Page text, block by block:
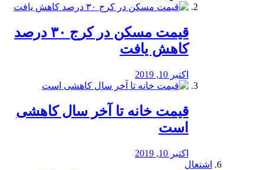
️قیمت مسکن در کرج ۳۰ درصد
کاهش یافت
اکتبر 10, 2019
قیمت خانه تا آخر سال کاهشی
است
اکتبر 10, 2019
اشتغال